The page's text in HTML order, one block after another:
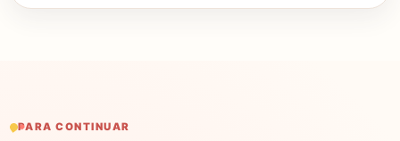
PARA CONTINUAR